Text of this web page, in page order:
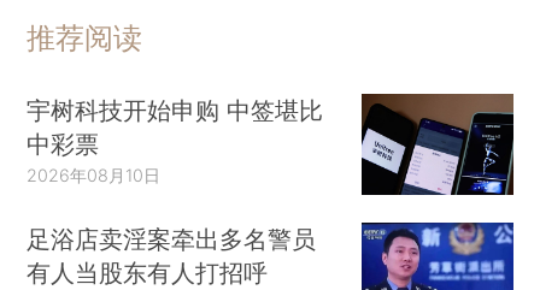
推荐阅读
宇树科技开始申购 中签堪比
中彩票
2026年08月10日
足浴店卖淫案牵出多名警员
有人当股东有人打招呼